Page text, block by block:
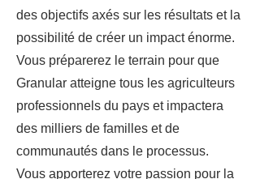
des objectifs axés sur les résultats et la
possibilité de créer un impact énorme.
Vous préparerez le terrain pour que
Granular atteigne tous les agriculteurs
professionnels du pays et impactera
des milliers de familles et de
communautés dans le processus.
Vous apporterez votre passion pour la